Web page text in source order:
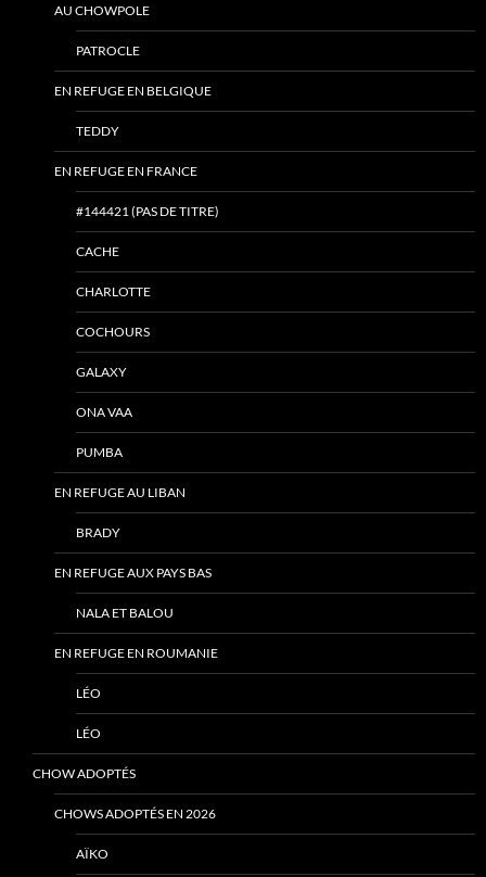
AU CHOWPOLE
PATROCLE
EN REFUGE EN BELGIQUE
TEDDY
EN REFUGE EN FRANCE
#144421 (PAS DE TITRE)
CACHE
CHARLOTTE
COCHOURS
GALAXY
ONA VAA
PUMBA
EN REFUGE AU LIBAN
BRADY
EN REFUGE AUX PAYS BAS
NALA ET BALOU
EN REFUGE EN ROUMANIE
LÉO
LÉO
CHOW ADOPTÉS
CHOWS ADOPTÉS EN 2026
AÏKO